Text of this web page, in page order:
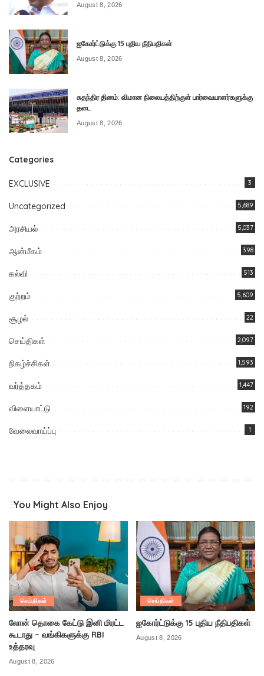
August 8, 2026
ஐகோர்ட்டுக்கு 15 புதிய நீதிபதிகள்
August 8, 2026
சுதந்திர தினம்: விமான நிலையத்திற்குள் பார்வையாளர்களுக்கு
தடை
August 8, 2026
Categories
EXCLUSIVE 3
Uncategorized 5,689
அரசியல் 5,037
ஆன்மீகம் 398
கல்வி 513
குற்றம் 5,609
சூழல் 22
செய்திகள் 2,097
நிகழ்ச்சிகள் 1,593
வர்த்தகம் 1,447
விளையாட்டு 192
வேலைவாய்ப்பு 1
You Might Also Enjoy
செய்திகள்
லோன் தொகை கேட்டு இனி மிரட்ட
கூடாது – வங்கிகளுக்கு RBI
உத்தரவு
August 8, 2026
செய்திகள்
ஐகோர்ட்டுக்கு 15 புதிய நீதிபதிகள்
August 8, 2026